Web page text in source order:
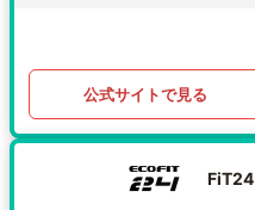
公式サイトで見る
FiT24